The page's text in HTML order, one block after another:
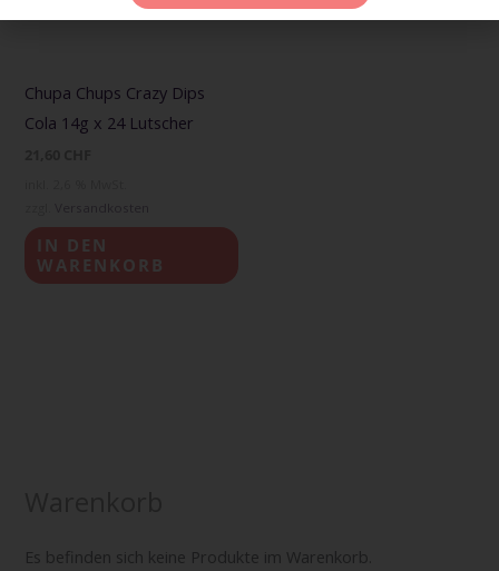
Chupa Chups Crazy Dips
Cola 14g x 24 Lutscher
IN DEN
WARENKORB
Es befinden sich keine Produkte im Warenkorb.